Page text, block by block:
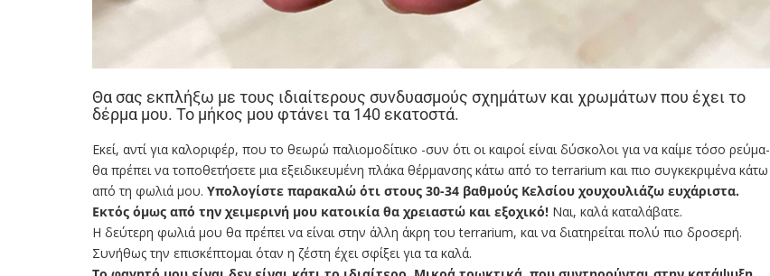
Θα σας εκπλήξω με τους ιδιαίτερους συνδυασμούς σχημάτων και χρωμάτων που έχει το
δέρμα μου. Το μήκος μου φτάνει τα 140 εκατοστά.
Εκεί, αντί για καλοριφέρ, που το θεωρώ παλιομοδίτικο -συν ότι οι καιροί είναι δύσκολοι για να καίμε τόσο ρεύμα-
θα πρέπει να τοποθετήσετε μια εξειδικευμένη πλάκα θέρμανσης κάτω από το terrarium και πιο συγκεκριμένα κάτω
από τη φωλιά μου. Υπολογίστε παρακαλώ ότι στους 30-34 βαθμούς Κελσίου χουχουλιάζω ευχάριστα.
Εκτός όμως από την χειμερινή μου κατοικία θα χρειαστώ και εξοχικό! Ναι, καλά καταλάβατε.
Η δεύτερη φωλιά μου θα πρέπει να είναι στην άλλη άκρη του terrarium, και να διατηρείται πολύ πιο δροσερή.
Συνήθως την επισκέπτομαι όταν η ζέστη έχει σφίξει για τα καλά.